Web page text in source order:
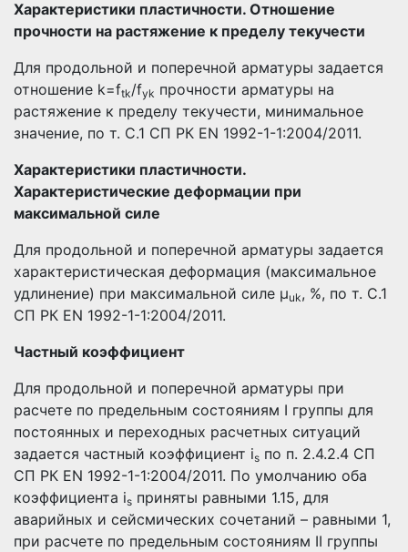
Характеристики пластичности. Отношение
прочности на растяжение к пределу текучести
Для продольной и поперечной арматуры задается
отношение k=ftk/fyk прочности арматуры на
растяжение к пределу текучести, минимальное
значение, по т. С.1 СП РК EN 1992-1-1:2004/2011.
Характеристики пластичности.
Характеристические деформации при
максимальной силе
Для продольной и поперечной арматуры задается
характеристическая деформация (максимальное
удлинение) при максимальной силе µuk, %, по т. С.1
СП РК EN 1992-1-1:2004/2011.
Частный коэффициент
Для продольной и поперечной арматуры при
расчете по предельным состояниям I группы для
постоянных и переходных расчетных ситуаций
задается частный коэффициент іs по п. 2.4.2.4 СП
СП РК EN 1992-1-1:2004/2011. По умолчанию оба
коэффициента іs приняты равными 1.15, для
аварийных и сейсмических сочетаний – равными 1,
при расчете по предельным состояниям II группы